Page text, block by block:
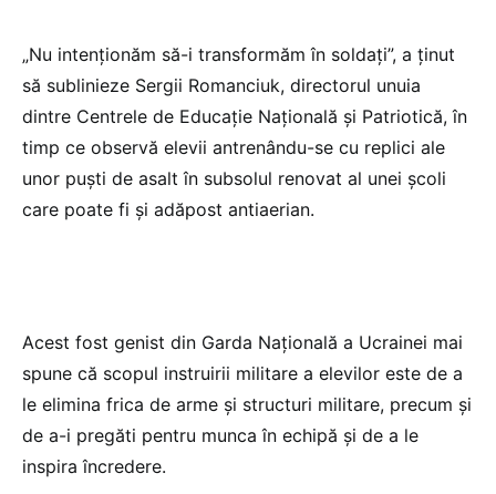
„Nu intenţionăm să-i transformăm în soldaţi”, a ţinut
să sublinieze Sergii Romanciuk, directorul unuia
dintre Centrele de Educaţie Naţională şi Patriotică, în
timp ce observă elevii antrenându-se cu replici ale
unor puşti de asalt în subsolul renovat al unei şcoli
care poate fi şi adăpost antiaerian.
Acest fost genist din Garda Naţională a Ucrainei mai
spune că scopul instruirii militare a elevilor este de a
le elimina frica de arme şi structuri militare, precum şi
de a-i pregăti pentru munca în echipă şi de a le
inspira încredere.